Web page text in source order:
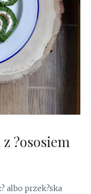
?ososiem
albo przek?ska